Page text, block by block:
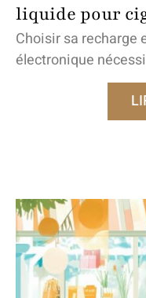
liquide pour
Choisir sa recharge
électronique